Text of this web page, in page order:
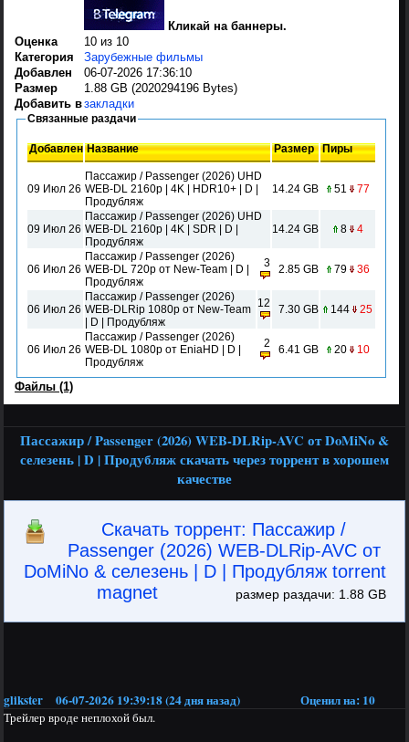
Кликай на баннеры.
Оценка
10 из 10
Категория
Зарубежные фильмы
Добавлен
06-07-2026 17:36:10
Размер
1.88 GB (2020294196 Bytes)
Добавить взакладки
Связанные раздачи
Добавлен Название Размер Пиры
09 Июл 26
Пассажир / Passenger (2026) UHD
WEB-DL 2160p | 4K | HDR10+ | D |
Продубляж
14.24 GB 51 77
09 Июл 26
Пассажир / Passenger (2026) UHD
WEB-DL 2160p | 4K | SDR | D |
Продубляж
14.24 GB 8 4
06 Июл 26
Пассажир / Passenger (2026)
WEB-DL 720p от New-Team | D |
Продубляж
3 2.85 GB 79 36
06 Июл 26
Пассажир / Passenger (2026)
WEB-DLRip 1080p от New-Team
| D | Продубляж
12 7.30 GB 144 25
06 Июл 26
Пассажир / Passenger (2026)
WEB-DL 1080p от EniaHD | D |
Продубляж
2 6.41 GB 20 10
Файлы (1)
Пассажир / Passenger (2026) WEB-DLRip-AVC от DoMiNo &
селезень | D | Продубляж скачать через торрент в хорошем
качестве
Скачать торрент: Пассажир /
Passenger (2026) WEB-DLRip-AVC от
DoMiNo & селезень | D | Продубляж torrent
magnet
размер раздачи: 1.88 GB
glikster 06-07-2026 19:39:18 (24 дня назад) Оценил на: 10
Трейлер вроде неплохой был.